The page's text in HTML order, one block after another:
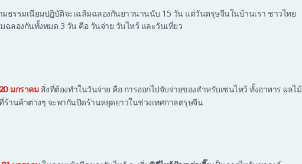
ธรรมเนียมปฏิบัติจะเฉลิมฉลองกันยาวนานนับ 15 วัน แต่วันตรุษจีนในบ้านเรา ชาวไทย
ฉลองกันทั้งหมด 3 วัน คือ วันจ่าย วันไหว้ และวันเที่ยว
มกราคมสิ่งที่ต้องทำในวันจ่าย คือ การออกไปจับจ่ายของสำหรับเซ่นไหว้ ทั้งอาหาร ผลไม้
ร้านค้าต่างๆ จะพากันปิดร้านหยุดยาวในช่วงเทศกาลตรุษจีน